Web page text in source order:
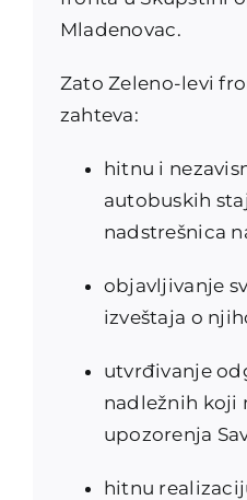
Mladenovac.
Zato Zeleno-levi
zahteva:
hitnu i
autobuskih
nadstrešnica
objavljivanje
izveštaja o
utvrđivanje
nadležnih koji
upozorenja
hitnu